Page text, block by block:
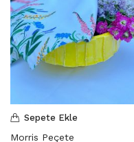
Sepete Ekle
Morris Peçete